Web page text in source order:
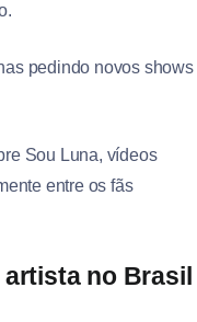
pedindo novos shows
Sou Luna, vídeos
entre os fãs
no Brasil